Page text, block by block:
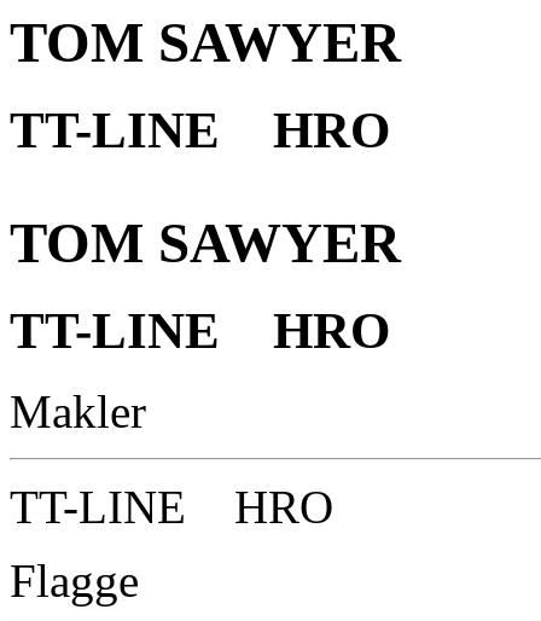
TOM SAWYER
TT-LINE HRO
TOM SAWYER
TT-LINE HRO
Makler
TT-LINE HRO
Flagge